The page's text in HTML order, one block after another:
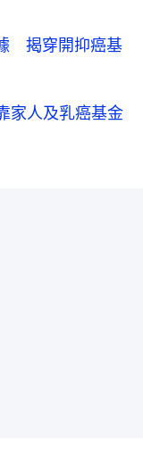
揭穿開抑癌基
家人及乳癌基金